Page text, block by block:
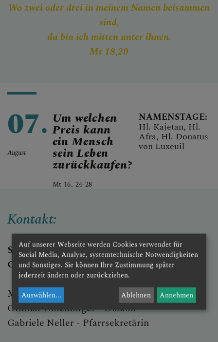
Wo zwei oder drei in meinem Namenbeisammen
sind,
da bin ich mitten unter ihnen.
Mt 18,20
07.
August
Um welchen
Preis kann
ein Mensch
sein Leben
zurückkaufen?
Mt 16, 24-28
NAMENSTAGE:
Hl. Kajetan, Hl.
Afra, Hl. Donatus
von Luxeuil
Kontakt:
Stadtpfarre St. Johannes der Täufer
Groß-Siegharts
Mag. P. Peter Budrewicz SSCC - Moderator
Othmar Ableidinger - Diakon
Gabriele Neller - Pfarrsekretärin
Auf unserer Webseite werden Cookies verwendet für
Social Media, Analyse, systemtechnische Notwendigkeiten
und Sonstiges. Sie können Ihre Zustimmung später
jederzeit ändern oder zurückziehen.
Auswählen... Ablehnen Annehmen